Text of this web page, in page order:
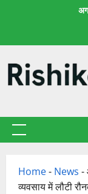
प्राथमिक
Home- News -
व्यवसाय में लौटी